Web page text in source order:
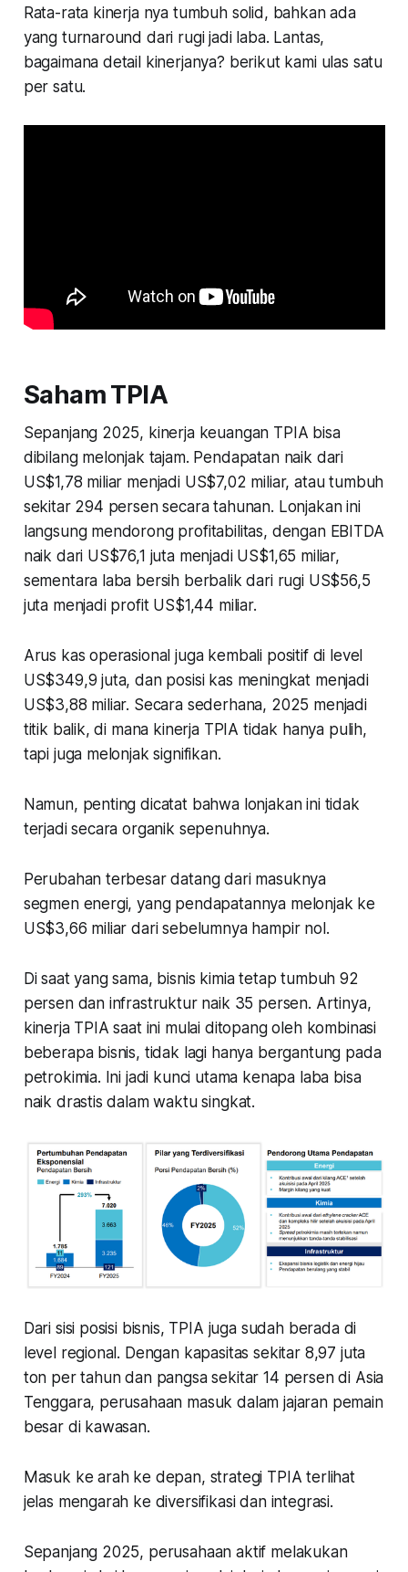
Rata-rata kinerja nya tumbuh solid, bahkan ada
yang turnaround dari rugi jadi laba. Lantas,
bagaimana detail kinerjanya? berikut kami ulas satu
per satu.
Saham TPIA
Sepanjang 2025, kinerja keuangan TPIA bisa
dibilang melonjak tajam. Pendapatan naik dari
US$1,78 miliar menjadi US$7,02 miliar, atau tumbuh
sekitar 294 persen secara tahunan. Lonjakan ini
langsung mendorong profitabilitas, dengan EBITDA
naik dari US$76,1 juta menjadi US$1,65 miliar,
sementara laba bersih berbalik dari rugi US$56,5
juta menjadi profit US$1,44 miliar.
Arus kas operasional juga kembali positif di level
US$349,9 juta, dan posisi kas meningkat menjadi
US$3,88 miliar. Secara sederhana, 2025 menjadi
titik balik, di mana kinerja TPIA tidak hanya pulih,
tapi juga melonjak signifikan.
Namun, penting dicatat bahwa lonjakan ini tidak
terjadi secara organik sepenuhnya.
Perubahan terbesar datang dari masuknya
segmen energi, yang pendapatannya melonjak ke
US$3,66 miliar dari sebelumnya hampir nol.
Di saat yang sama, bisnis kimia tetap tumbuh 92
persen dan infrastruktur naik 35 persen. Artinya,
kinerja TPIA saat ini mulai ditopang oleh kombinasi
beberapa bisnis, tidak lagi hanya bergantung pada
petrokimia. Ini jadi kunci utama kenapa laba bisa
naik drastis dalam waktu singkat.
Dari sisi posisi bisnis, TPIA juga sudah berada di
level regional. Dengan kapasitas sekitar 8,97 juta
ton per tahun dan pangsa sekitar 14 persen di Asia
Tenggara, perusahaan masuk dalam jajaran pemain
besar di kawasan.
Masuk ke arah ke depan, strategi TPIA terlihat
jelas mengarah ke diversifikasi dan integrasi.
Sepanjang 2025, perusahaan aktif melakukan